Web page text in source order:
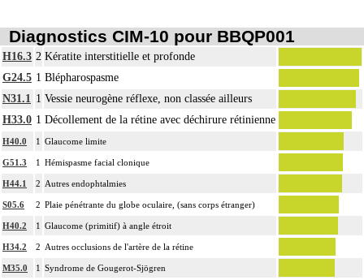
Diagnostics CIM-10 pour BBQP001
H16.3 2 Kératite interstitielle et profonde
G24.5 1 Blépharospasme
N31.1 1 Vessie neurogène réflexe, non classée ailleurs
H33.0 1 Décollement de la rétine avec déchirure rétinienne
H40.0 1 Glaucome limite
G51.3 1 Hémispasme facial clonique
H44.1 2 Autres endophtalmies
S05.6 2 Plaie pénétrante du globe oculaire, (sans corps étranger)
H40.2 1 Glaucome (primitif) à angle étroit
H34.2 2 Autres occlusions de l'artère de la rétine
M35.0 1 Syndrome de Gougerot-Sjögren